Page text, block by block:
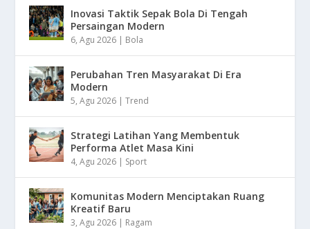
Inovasi Taktik Sepak Bola Di Tengah
Persaingan Modern
6, Agu 2026 | Bola
Perubahan Tren Masyarakat Di Era
Modern
5, Agu 2026 |Trend
Strategi Latihan Yang Membentuk
Performa Atlet Masa Kini
4, Agu 2026 | Sport
Komunitas Modern Menciptakan Ruang
Kreatif Baru
3, Agu 2026 | Ragam